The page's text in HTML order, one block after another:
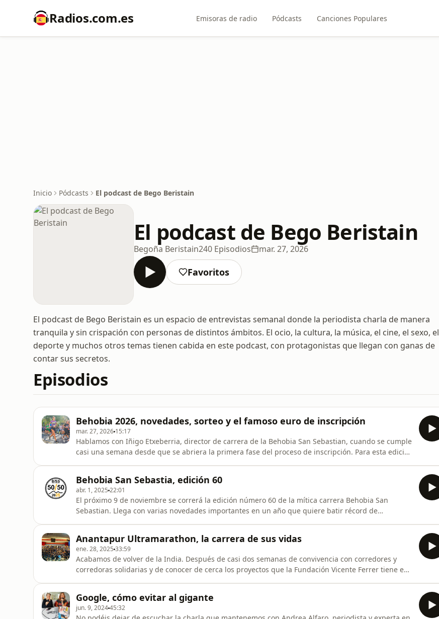
Radios.com.es Emisoras de radio Pódcasts Canciones Populares
Inicio Pódcasts El podcast de Bego Beristain
El podcast de Bego Beristain
Begoña Beristain240 Episodios mar. 27, 2026
Favoritos
El podcast de Bego Beristain es un espacio de entrevistas semanal donde la periodista charla de manera
tranquila y sin crispación con personas de distintos ámbitos. El ocio, la cultura, la música, el cine, el sexo, el
deporte y muchos otros temas tienen cabida en este podcast, con protagonistas que llegan con ganas de
contar sus secretos.
Episodios
Behobia 2026, novedades, sorteo y el famoso euro de inscripción
mar. 27, 2026 15:17
Hablamos con Iñigo Etxeberria, director de carrera de la Behobia San Sebastian, cuando se cumple
casi una semana desde que se abriera la primera fase del proceso de inscripción. Para esta edición
de las úl
Behobia San Sebastia, edición 60
abr. 1, 2025 22:01
El próximo 9 de noviembre se correrá la edición número 60 de la mítica carrera Behobia San
Sebastian. Llega con varias novedades importantes en un año que quiere batir récord de
su objetivo. Entre las más dest
Anantapur Ultramarathon, la carrera de sus vidas
ene. 28, 2025 33:59
Acabamos de volver de la India. Después de casi dos semanas de convivencia con corredores y
corredoras solidarias y de conocer de cerca los proyectos que la Fundación Vicente Ferrer tiene en
escuelas donde niños y
Google, cómo evitar al gigante
jun. 9, 202445:32